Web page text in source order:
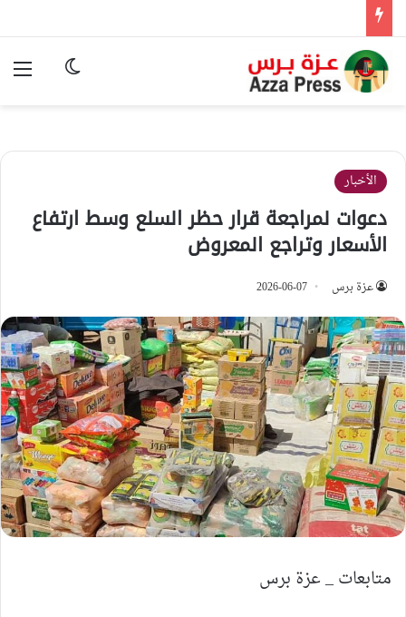
الوضع
الأخبار
دعوات لمراجعة قرار حظر السلع وسط ارتفاع
الأسعار وتراجع المعروض
عزة برس 2026-06-07
متابعات _ عزة برس